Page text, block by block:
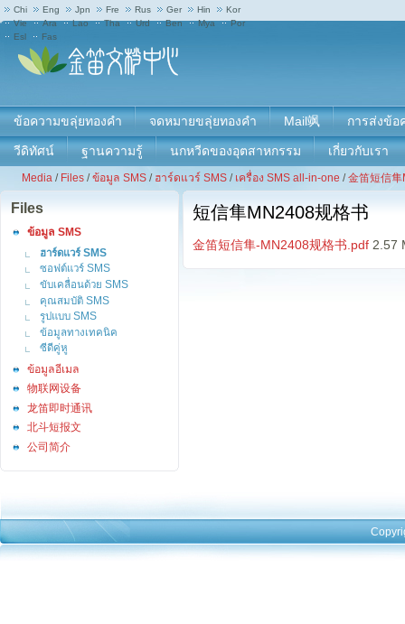
Chi Eng Jpn Fre Rus Ger Hin
Kor
Vie
Ara Lao Tha Urd Ben Mya
Por
Esl
Fas
ข้อความขลุ่ยทองคํา จดหมายขลุ่ยทองคํา Mail飒 การส่งข้อ
วีดิทัศน์ ฐานความรู้ นกหวีดของอุตสาหกรรม เกี่ยวกับเรา
Media / Files / ข้อมูล SMS / ฮาร์ดแวร์ SMS / เครื่อง SMS all-in-one / 金笛短信
Files
ข้อมูล SMS
ฮาร์ดแวร์ SMS
ซอฟต์แวร์ SMS
ขับเคลื่อนด้วย SMS
คุณสมบัติ SMS
รูปแบบ SMS
ข้อมูลทางเทคนิค
ซีดีคู่หู
ข้อมูลอีเมล
物联网设备
龙笛即时通讯
北斗短报文
公司简介
短信隼MN2408规格书
金笛短信隼-MN2408规格书.pdf 2.57